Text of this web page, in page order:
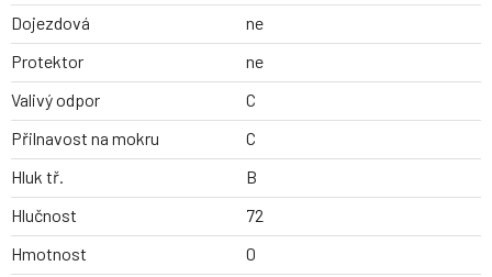
Dojezdová
ne
Protektor
ne
Valivý odpor
C
Přilnavost na mokru
C
Hluk tř.
B
Hlučnost
72
Hmotnost
0